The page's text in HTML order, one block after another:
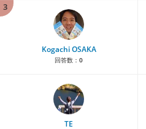
3
Kogachi OSAKA
回答数： 0
TE